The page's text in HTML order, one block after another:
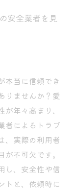
安全業者を見
本当に信頼でき
りませんか？愛
年々高まり、
者によるトラブ
、実際の利用者
不可欠です。
し、安全性や信
トと、依頼時に